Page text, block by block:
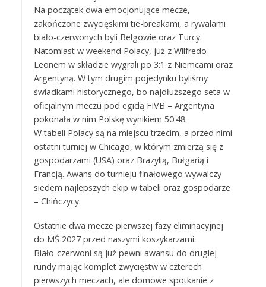
Na początek dwa emocjonujące mecze,
zakończone zwycięskimi tie-breakami, a rywalami
biało-czerwonych byli Belgowie oraz Turcy.
Natomiast w weekend Polacy, już z Wilfredo
Leonem w składzie wygrali po 3:1 z Niemcami oraz
Argentyną. W tym drugim pojedynku byliśmy
świadkami historycznego, bo najdłuższego seta w
oficjalnym meczu pod egidą FIVB – Argentyna
pokonała w nim Polskę wynikiem 50:48.
W tabeli Polacy są na miejscu trzecim, a przed nimi
ostatni turniej w Chicago, w którym zmierzą się z
gospodarzami (USA) oraz Brazylią, Bułgarią i
Francją. Awans do turnieju finałowego wywalczy
siedem najlepszych ekip w tabeli oraz gospodarze
– Chińczycy.
Ostatnie dwa mecze pierwszej fazy eliminacyjnej
do MŚ 2027 przed naszymi koszykarzami.
Biało-czerwoni są już pewni awansu do drugiej
rundy mając komplet zwycięstw w czterech
pierwszych meczach, ale domowe spotkanie z